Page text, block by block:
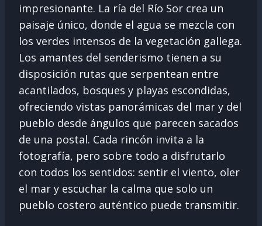
impresionante. La ría del Río Sor crea un
paisaje único, donde el agua se mezcla con
los verdes intensos de la vegetación gallega.
Los amantes del senderismo tienen a su
disposición rutas que serpentean entre
acantilados, bosques y playas escondidas,
ofreciendo vistas panorámicas del mar y del
pueblo desde ángulos que parecen sacados
de una postal. Cada rincón invita a la
fotografía, pero sobre todo a disfrutarlo
con todos los sentidos: sentir el viento, oler
el mar y escuchar la calma que solo un
pueblo costero auténtico puede transmitir.